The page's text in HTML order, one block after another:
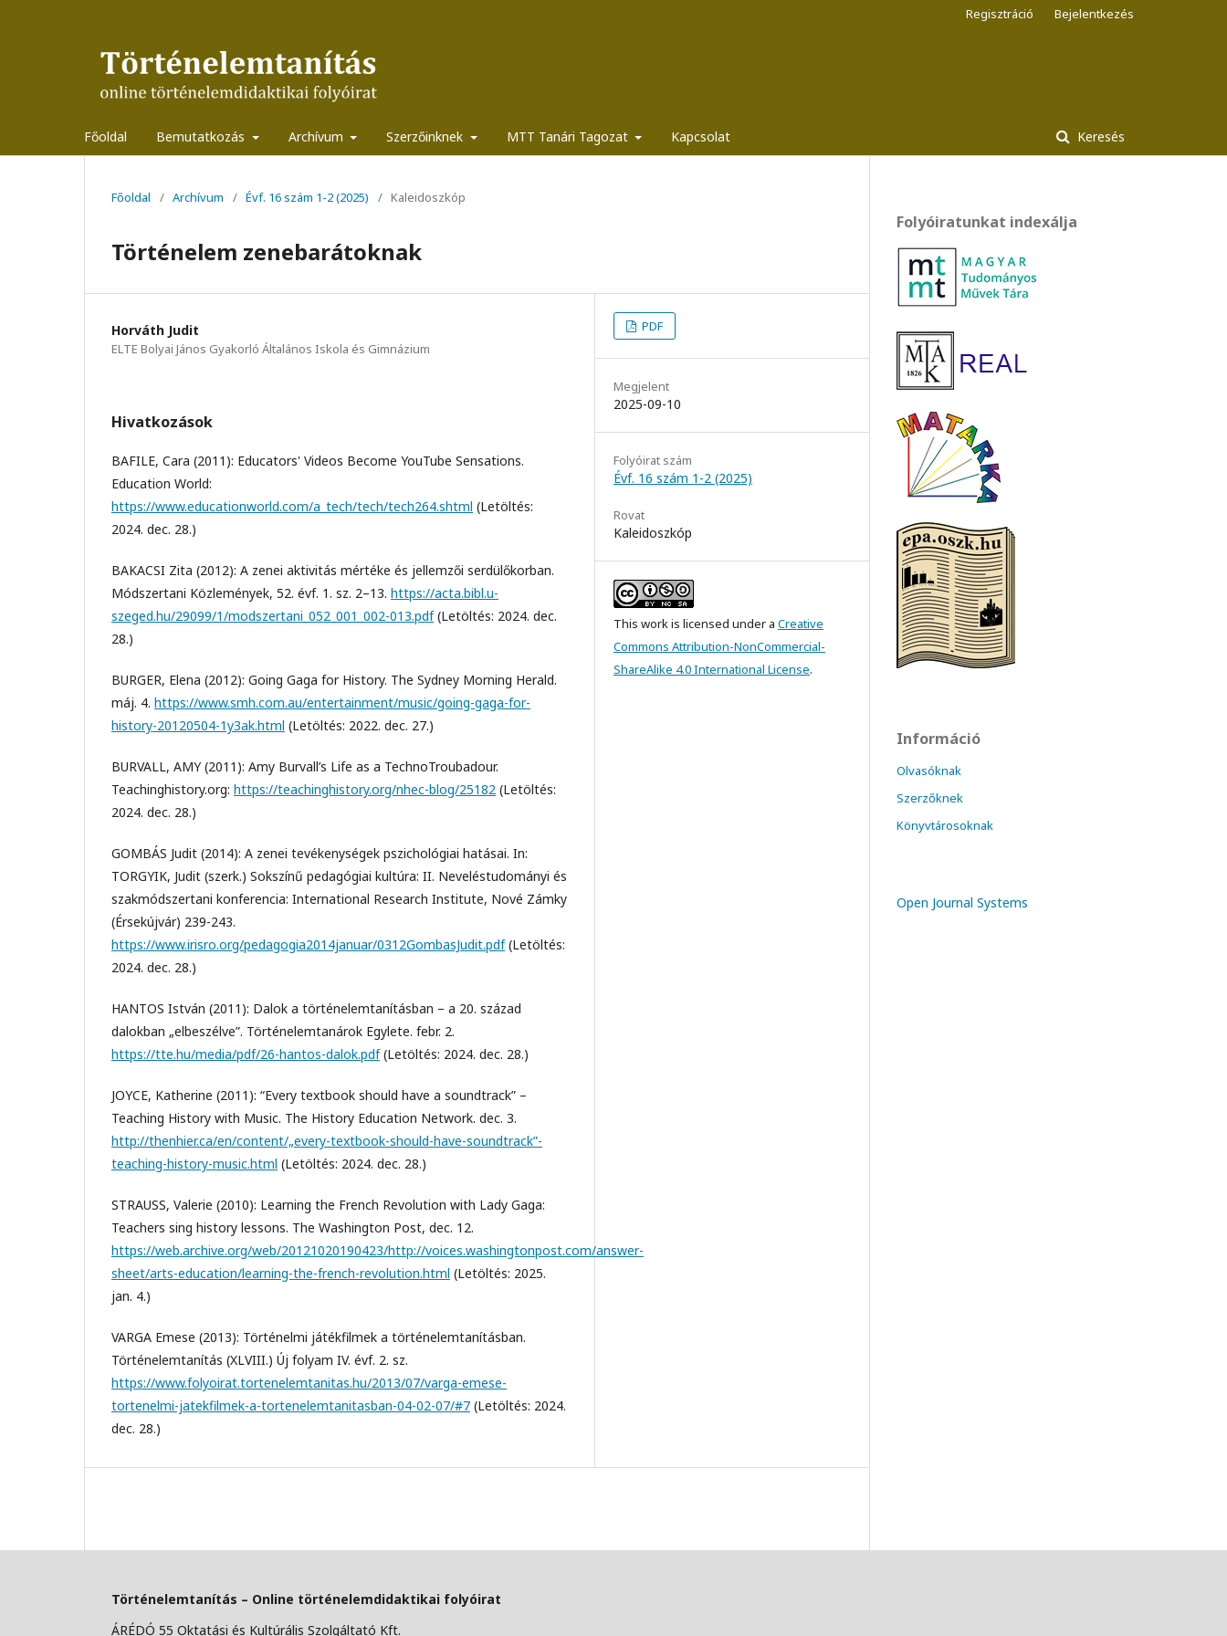
Főoldal Bemutatkozás Archívum Szerzőinknek MTT Tanári Tagozat Kapcsolat Keresés
Regisztráció Bejelentkezés
Főoldal / Archívum / Évf. 16 szám 1-2 (2025) / Kaleidoszkóp
Történelem zenebarátoknak
Horváth Judit
ELTE Bolyai János Gyakorló Általános Iskola és Gimnázium
Hivatkozások
BAFILE, Cara (2011): Educators' Videos Become YouTube Sensations.
Education World:
https://www.educationworld.com/a_tech/tech/tech264.shtml (Letöltés:
2024. dec. 28.)
BAKACSI Zita (2012): A zenei aktivitás mértéke és jellemzői serdülőkorban.
Módszertani Közlemények, 52. évf. 1. sz. 2–13. https://acta.bibl.u-
szeged.hu/29099/1/modszertani_052_001_002-013.pdf(Letöltés: 2024. dec.
28.)
BURGER, Elena (2012): Going Gaga for History. The Sydney Morning Herald.
máj. 4. https://www.smh.com.au/entertainment/music/going-gaga-for-
history-20120504-1y3ak.html (Letöltés: 2022. dec. 27.)
BURVALL, AMY (2011): Amy Burvall’s Life as a TechnoTroubadour.
Teachinghistory.org: https://teachinghistory.org/nhec-blog/25182 (Letöltés:
2024. dec. 28.)
GOMBÁS Judit (2014): A zenei tevékenységek pszichológiai hatásai. In:
TORGYIK, Judit (szerk.) Sokszínű pedagógiai kultúra: II. Neveléstudományi és
szakmódszertani konferencia: International Research Institute, Nové Zámky
(Érsekújvár) 239-243.
https://www.irisro.org/pedagogia2014januar/0312GombasJudit.pdf(Letöltés:
2024. dec. 28.)
HANTOS István (2011): Dalok a történelemtanításban – a 20. század
dalokban „elbeszélve”. Történelemtanárok Egylete. febr. 2.
https://tte.hu/media/pdf/26-hantos-dalok.pdf(Letöltés: 2024. dec. 28.)
JOYCE, Katherine (2011): “Every textbook should have a soundtrack” –
Teaching History with Music. The History Education Network. dec. 3.
http://thenhier.ca/en/content/„every-textbook-should-have-soundtrack”-
teaching-history-music.html (Letöltés: 2024. dec. 28.)
STRAUSS, Valerie (2010): Learning the French Revolution with Lady Gaga:
Teachers sing history lessons. The Washington Post, dec. 12.
https://web.archive.org/web/20121020190423/http://voices.washingtonpost.com/answer-
sheet/arts-education/learning-the-french-revolution.html (Letöltés: 2025.
jan. 4.)
VARGA Emese (2013): Történelmi játékfilmek a történelemtanításban.
Történelemtanítás (XLVIII.) Új folyam IV. évf. 2. sz.
https://www.folyoirat.tortenelemtanitas.hu/2013/07/varga-emese-
tortenelmi-jatekfilmek-a-tortenelemtanitasban-04-02-07/#7 (Letöltés: 2024.
dec. 28.)
PDF
Megjelent
2025-09-10
Folyóirat szám
Évf. 16 szám 1-2 (2025)
Rovat
Kaleidoszkóp
This work is licensed under a Creative
Commons Attribution-NonCommercial-
ShareAlike 4.0 International License.
Folyóiratunkat indexálja
Információ
Olvasóknak
Szerzőknek
Könyvtárosoknak
Open Journal Systems
Történelemtanítás – Online történelemdidaktikai folyóirat
ÁRÉDÓ 55 Oktatási és Kultúrális Szolgáltató Kft.